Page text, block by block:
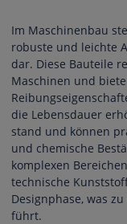
Im Maschinenbau
robuste und leichte
dar. Diese Bauteile
Maschinen und
die Lebensdauer
stand und können
und chemische
komplexen
technische
Designphase, was
führt.